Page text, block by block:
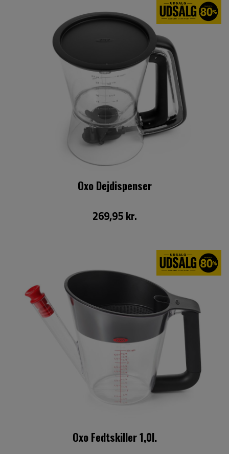
Oxo Dejdispenser
269,95 kr.
Oxo Fedtskiller 1,0l.